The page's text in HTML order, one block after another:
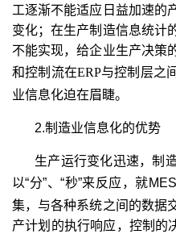
工逐渐不能适应日益加速的
变化；在生产制造信息统计
不能实现，给企业生产决策
和控制流在ERP与控制层之
业信息化迫在眉睫。
2.制造业信息化的优势
生产运行变化迅速，制
以“分”、“秒”来反应，就MES
集，与各种系统之间的数据
产计划的执行响应，控制的